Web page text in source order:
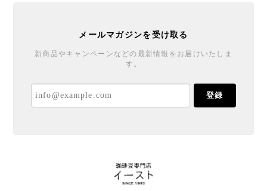
メールマガジンを受け取る
新商品やキャンペーンなどの最新情報をお届けいたしま
す。
登録